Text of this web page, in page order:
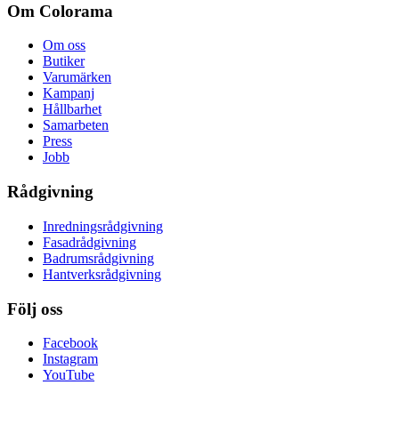
Om Colorama
Om oss
Butiker
Varumärken
Kampanj
Hållbarhet
Samarbeten
Press
Jobb
Rådgivning
Inredningsrådgivning
Fasadrådgivning
Badrumsrådgivning
Hantverksrådgivning
Följ oss
Facebook
Instagram
YouTube